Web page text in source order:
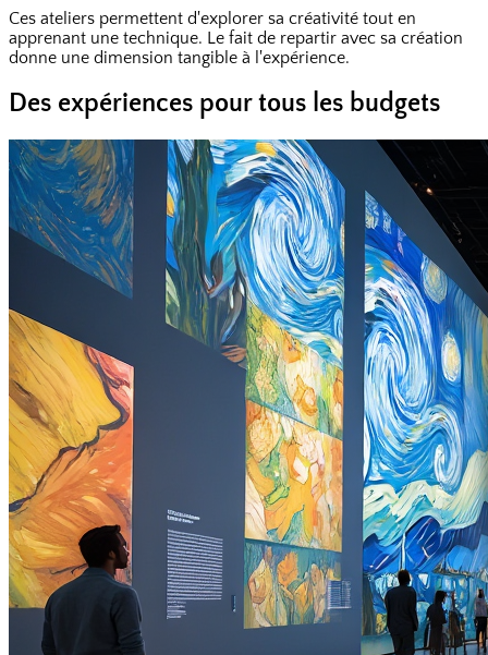
Ces ateliers permettent d'explorer sa créativité tout en
apprenant une technique. Le fait de repartir avec sa création
donne une dimension tangible à l'expérience.
Des expériences pour tous les budgets